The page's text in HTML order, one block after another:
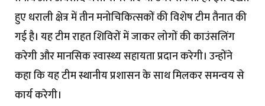
हुए धराली क्षेत्र में तीन मनोचिकित्सकों की विशेष टीम तैनात की
गई है। यह टीम राहत शिविरों में जाकर लोगों की काउंसलिंग
करेगी और मानसिक स्वास्थ्य सहायता प्रदान करेगी। उन्होंने
कहा कि यह टीम स्थानीय प्रशासन के साथ मिलकर समन्वय से
कार्य करेगी।